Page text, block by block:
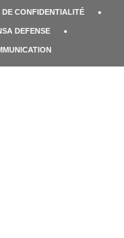
CONFIDENTIALITÉ
DEFENSE